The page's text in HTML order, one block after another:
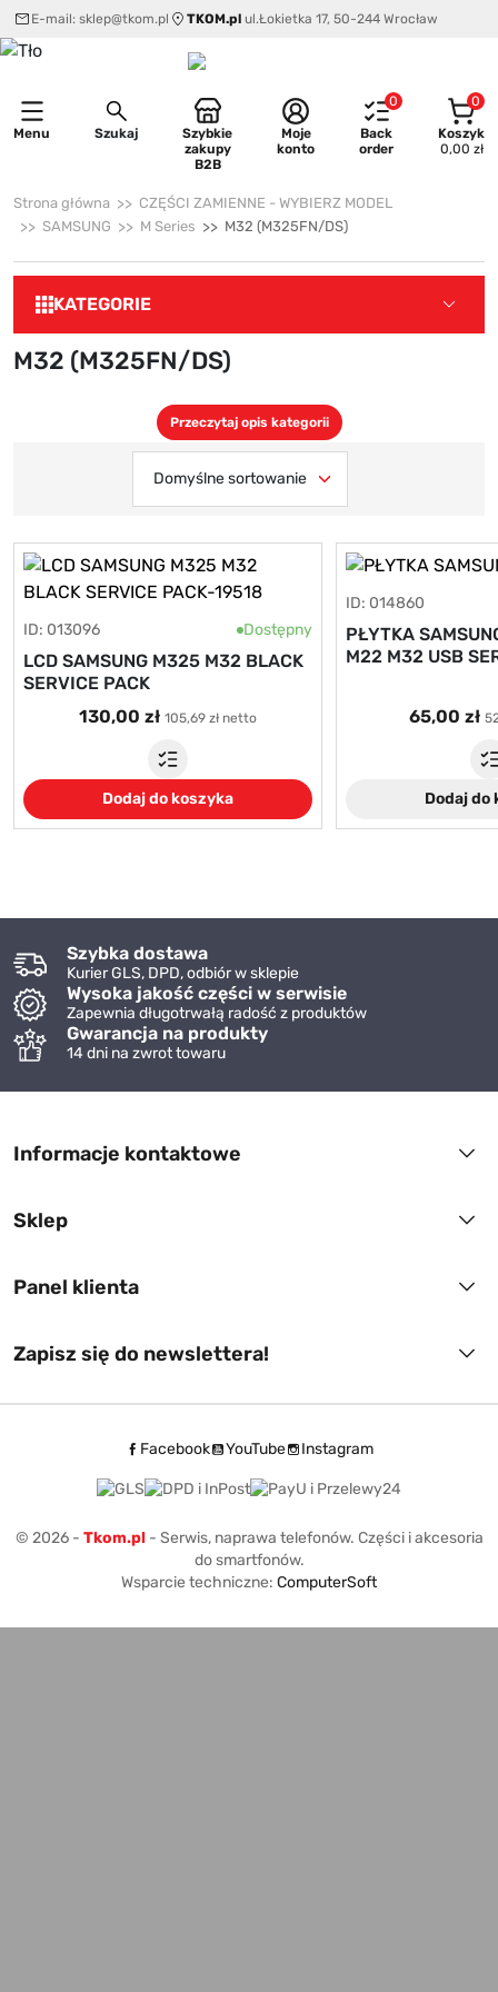
E-mail: sklep@tkom.pl TKOM.pl ul.Łokietka 17, 50-244 Wrocław
Menu Szukaj
Szybkie
zakupy
B2B
Moje
konto
0
Back
order
0
Koszyk
0,00 zł
Strona główna
CZĘŚCI ZAMIENNE - WYBIERZ MODEL
SAMSUNG
M Series M32 (M325FN/DS)
KATEGORIE
M32 (M325FN/DS)
Przeczytaj opis kategorii
ID: 013096 Dostępny
LCD SAMSUNG M325 M32 BLACK
SERVICE PACK
130,00 zł 105,69 zł netto
Dodaj do koszyka
ID: 014860
PŁYTKA
M22 M32 USB
65,00 zł
Dodaj do
Szybka dostawa
Kurier GLS, DPD, odbiór w sklepie
Wysoka jakość części w serwisie
Zapewnia długotrwałą radość z produktów
Gwarancja na produkty
14 dni na zwrot towaru
Informacje kontaktowe
Sklep
Panel klienta
Zapisz się do newslettera!
Facebook YouTube Instagram
© 2026 - Tkom.pl- Serwis, naprawa telefonów. Części i akcesoria
do smartfonów.
Wsparcie techniczne: ComputerSoft